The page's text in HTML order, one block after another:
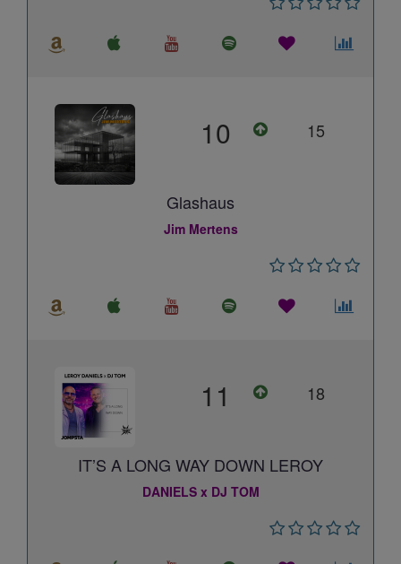
10 15
Glashaus
Jim Mertens
11 18
IT’S A LONG WAY DOWN LEROY
DANIELS x DJ TOM